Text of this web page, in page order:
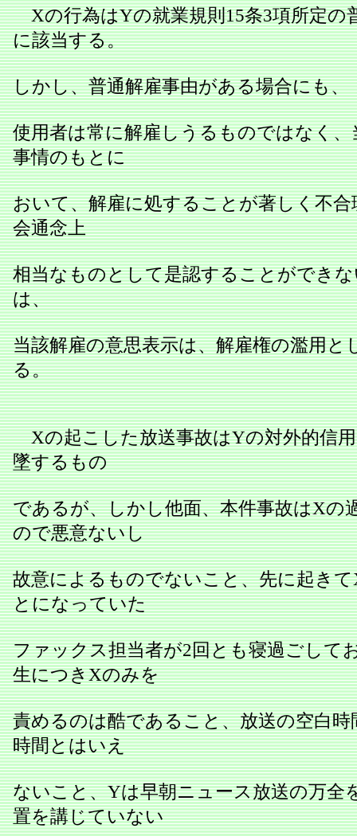
Xの行為はYの就業規則15条3項所定の
に該当する。
しかし、普通解雇事由がある場合にも、
使用者は常に解雇しうるものではなく、
事情のもとに
おいて、解雇に処することが著しく不
会通念上
相当なものとして是認することができ
は、
当該解雇の意思表示は、解雇権の濫用と
る。
Xの起こした放送事故はYの対外的信
墜するもの
であるが、しかし他面、本件事故はXの
ので悪意ないし
故意によるものでないこと、先に起き
とになっていた
ファックス担当者が2回とも寝過ごして
生につきXのみを
責めるのは酷であること、放送の空白
時間とはいえ
ないこと、Yは早朝ニュース放送の万全
置を講じていない